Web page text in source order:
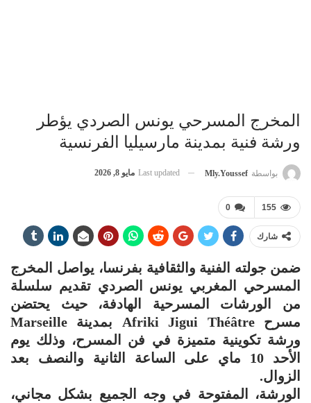
المخرج المسرحي يونس الصردي يؤطر
ورشة فنية بمدينة مارسيليا الفرنسية
بواسطة Mly.youssef
Last updated مايو 8, 2026
0 155
شارك
ضمن جولته الفنية والثقافية بفرنسا، يواصل المخرج
المسرحي المغربي يونس الصردي تقديم سلسلة
من الورشات المسرحية الهادفة، حيث يحتضن
مسرح Afriki Jigui Théâtre بمدينة Marseille
ورشة تكوينية متميزة في فن المسرح، وذلك يوم
الأحد 10 ماي على الساعة الثانية والنصف بعد
الزوال.
الورشة، المفتوحة في وجه الجميع بشكل مجاني،